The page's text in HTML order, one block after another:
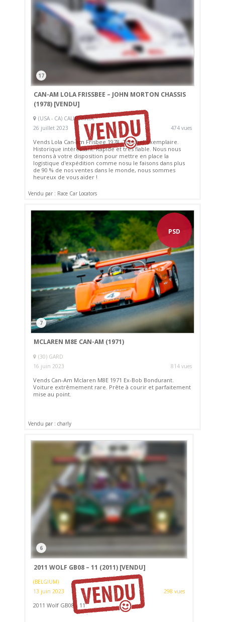
17
CAN-AM LOLA FRISSBEE – JOHN MORTON CHASSIS
(1978) [VENDU]
(USA - CA) CALIFORNIA
26 juillet 2023
474 vues
Vends Lola Can-am Frisbee 1978. Très bel exemplaire.
Historique intéressant. Rapide et très fiable. Nous nous
tenons à votre disposition pour mettre en place la
logistique d'expédition comme nosu le faisons dans plus
de 90 % de nos ventes dans le monde, nous sommes
heureux de vous aider !
Vendu par : Race Car Locators
PSD
7
MCLAREN M8E CAN-AM (1971)
(30) GARD
16 juin 2023
814 vues
Vends Can-Am Mclaren M8E 1971 Ex-Bob Bondurant.
Voiture extrêmement rare. Prête à courir et parfaitement
mise au point.
Vendu par : charly
6
2011 WOLF GB08 – 11 (2011) [VENDU]
(BELGIUM)
13 juin 2023
298 vues
2011 Wolf GB08 - 11